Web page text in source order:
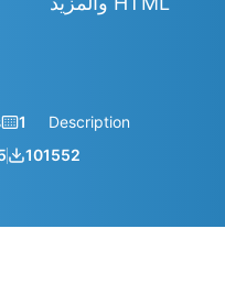
Description
1
101552